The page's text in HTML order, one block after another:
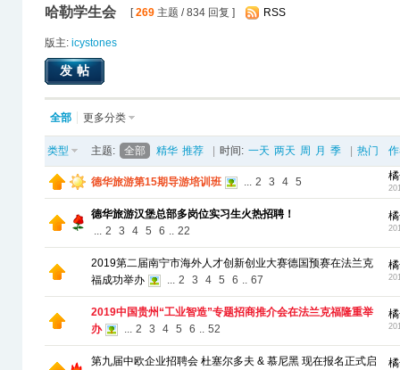
哈勒学生会 [269 主题 / 834 回复 ] RSS
版主: icystones
发帖
全部 更多分类
类型 主题: 全部 精华 推荐 时间: 一天 两天 周 月 季 热门
德华旅游第15期导游培训班 ... 2 3 4 5
德华旅游汉堡总部多岗位实习生火热招聘！
... 2 3 4 5 6 .. 22
2019第二届南宁市海外人才创新创业大赛德国预赛在法兰克
福成功举办
... 2 3 4 5 6 .. 67
2019中国贵州“工业智造”专题招商推介会在法兰克福隆重举
办
... 2 3 4 5 6 .. 52
第九届中欧企业招聘会 杜塞尔多夫 & 慕尼黑 现在报名正式启